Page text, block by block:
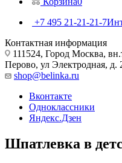
+7 495 21-21-21-7
Контактная информация
111524, Город Москва,
Перово, ул Электродная, д.
shop@belinka.ru
Вконтакте
Одноклассники
Яндекс.Дзен
Шпатлевка в